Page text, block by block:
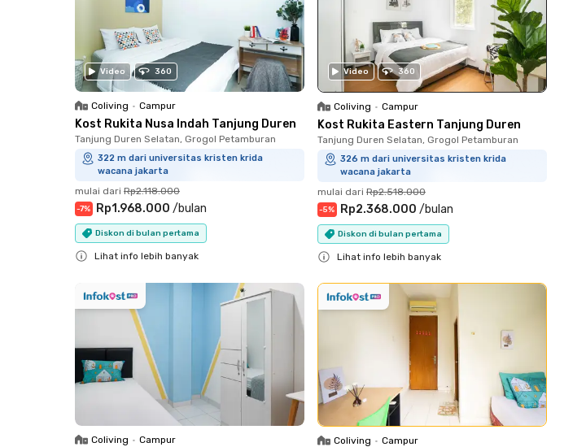
Video 360
Coliving • Campur
Kost Rukita Nusa Indah Tanjung Duren
Tanjung Duren Selatan, Grogol Petamburan
322 m dari universitas kristen krida
wacana jakarta
mulai dari Rp2.118.000
-7% Rp1.968.000 /bulan
Diskon di bulan pertama
Lihat info lebih banyak
Video 360
Coliving • Campur
Kost Rukita Eastern Tanjung Duren
Tanjung Duren Selatan, Grogol Petamburan
326 m dari universitas kristen krida
wacana jakarta
mulai dari Rp2.518.000
-5% Rp2.368.000 /bulan
Diskon di bulan pertama
Lihat info lebih banyak
Coliving • Campur Coliving • Campur